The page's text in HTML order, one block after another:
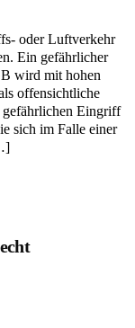
oder Luftverkehr
Ein gefährlicher
wird mit hohen
offensichtliche
gefährlichen Eingriff
sich im Falle einer